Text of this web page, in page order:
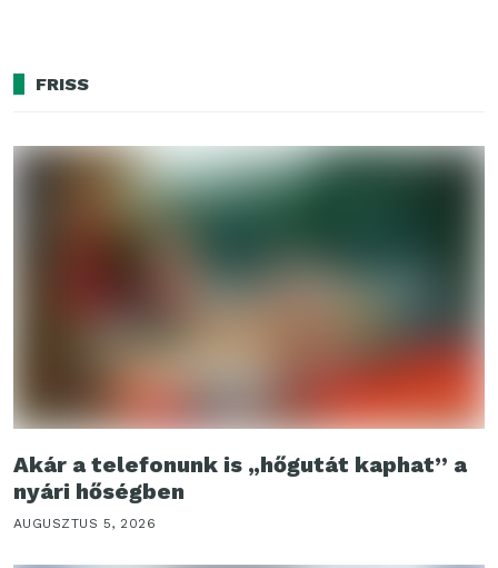
FRISS
Akár a telefonunk is „hőgutát kaphat” a
nyári hőségben
AUGUSZTUS 5, 2026